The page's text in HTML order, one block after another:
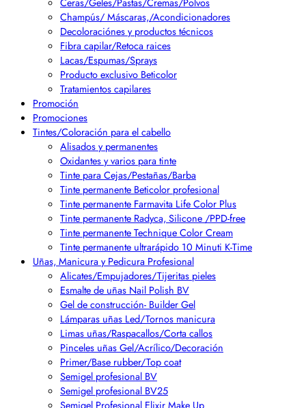
Champús/ Máscaras,/Acondicionadores
Decoloraciónes y productos técnicos
Fibra capilar/Retoca raices
Lacas/Espumas/Sprays
Producto exclusivo Beticolor
Tratamientos capilares
Promoción
Promociones
Tintes/Coloración para el cabello
Alisados y permanentes
Oxidantes y varios para tinte
Tinte para Cejas/Pestañas/Barba
Tinte permanente Beticolor profesional
Tinte permanente Farmavita Life Color Plus
Tinte permanente Radyca, Silicone /PPD-free
Tinte permanente Technique Color Cream
Tinte permanente ultrarápido 10 Minuti K-Time
Uñas, Manicura y Pedicura Profesional
Alicates/Empujadores/Tijeritas pieles
Esmalte de uñas Nail Polish BV
Gel de construcción- Builder Gel
Lámparas uñas Led/Tornos manicura
Limas uñas/Raspacallos/Corta callos
Pinceles uñas Gel/Acrílico/Decoración
Primer/Base rubber/Top coat
Semigel profesional BV
Semigel profesional BV25
Semigel Profesional Elixir Make Up